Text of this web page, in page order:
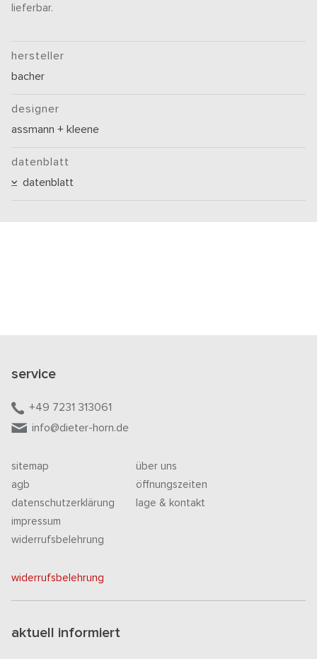
lieferbar.
hersteller
bacher
designer
assmann + kleene
datenblatt
datenblatt
service
+49 7231 313061
info@dieter-horn.de
sitemap
agb
datenschutzerklärung
impressum
widerrufsbelehrung
über uns
öffnungszeiten
lage & kontakt
widerrufsbelehrung
aktuell informiert